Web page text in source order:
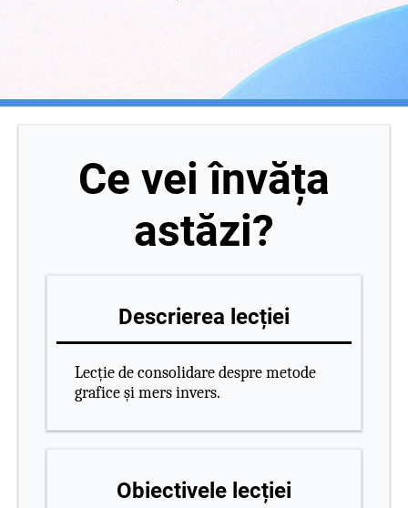
Ce vei învăța
astăzi?
Descrierea lecției
Lecție de consolidare despre metode
grafice și mers invers.
Obiectivele lecției